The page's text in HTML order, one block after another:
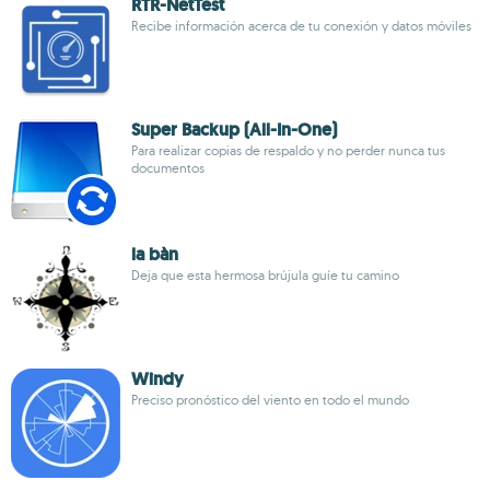
RTR-NetTest
Recibe información acerca de tu conexión y datos móviles
Super Backup (All-In-One)
Para realizar copias de respaldo y no perder nunca tus
documentos
la bàn
Deja que esta hermosa brújula guíe tu camino
Windy
Preciso pronóstico del viento en todo el mundo